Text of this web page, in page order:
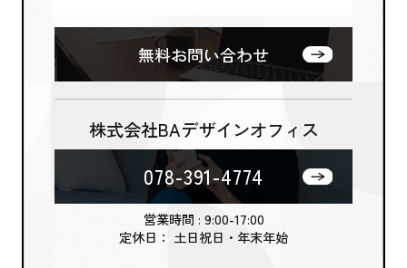
無料お問い合わせ
株式会社BAデザインオフィス
078-391-4774
営業時間 : 9:00-17:00
定休日： 土日祝日・年末年始